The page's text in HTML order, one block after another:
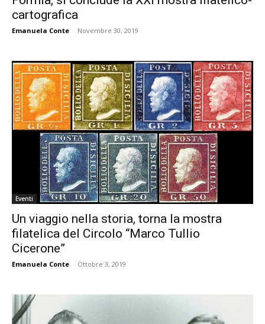
cartografica
Emanuela Conte - Novembre 30, 2019
Eventi
Un viaggio nella storia, torna la mostra
filatelica del Circolo “Marco Tullio
Cicerone”
Emanuela Conte - Ottobre 3, 2019